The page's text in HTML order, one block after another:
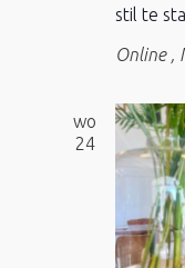
stil te
Online ,
wo
24